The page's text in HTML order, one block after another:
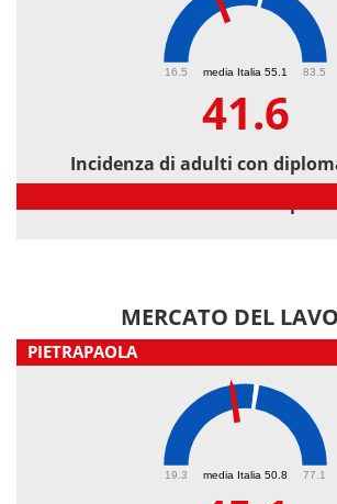
media Italia 55.1
16.5 83.5
41.6
Incidenza di adulti con
MERCATO DEL
PIETRAPAOLA
media Italia 50.8
19.3 77.1